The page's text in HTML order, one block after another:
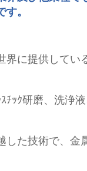
。
に提供してい
ｯｸ研磨、洗浄
た技術で、金